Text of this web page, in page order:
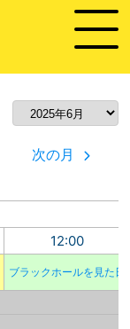
次の月
12:00
ブラックホールを見た日